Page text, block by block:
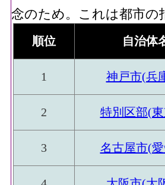
念のため。これは都市の
順位 自治体
1 神戸市(兵
2 特別区部(
3 名古屋市(